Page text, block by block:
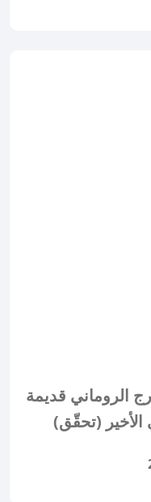
الروماني قديمة
الأخير (تحقّق)